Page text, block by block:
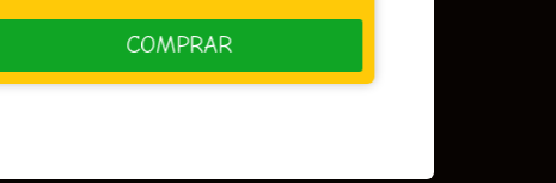
COMPRAR